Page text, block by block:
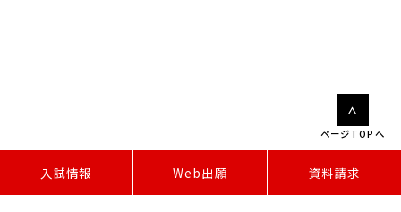
入試情報 Web出願 資料請求
ページTOPへ